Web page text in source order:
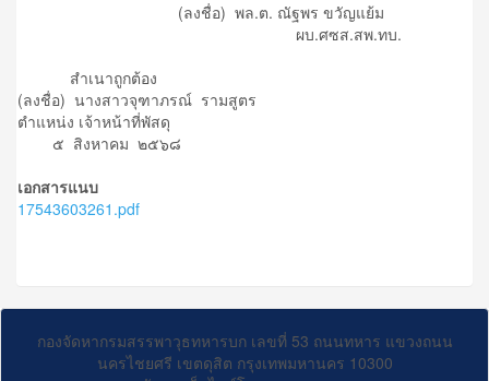
(ลงชื่อ) พล.ต. ณัฐพร ขวัญแย้ม
ผบ.ศซส.สพ.ทบ.
สำเนาถูกต้อง
(ลงชื่อ) นางสาวจุฑาภรณ์ รามสูตร
ตำแหน่ง เจ้าหน้าที่พัสดุ
๕ สิงหาคม ๒๕๖๘
เอกสารแนบ
17543603261.pdf
กองจัดหากรมสรรพาวุธทหารบก เลขที่ 53 ถนนทหาร แขวงถนน
นครไชยศรี เขตดุสิต กรุงเทพมหานคร 10300